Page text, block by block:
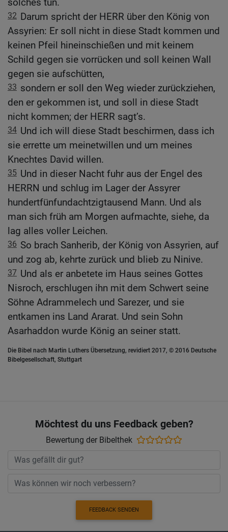
solches tun.
32 Darum spricht der HERR über den König von
Assyrien: Er soll nicht in diese Stadt kommen und
keinen Pfeil hineinschießen und mit keinem
Schild gegen sie vorrücken und soll keinen Wall
gegen sie aufschütten,
33 sondern er soll den Weg wieder zurückziehen,
den er gekommen ist, und soll in diese Stadt
nicht kommen; der HERR sagt’s.
34 Und ich will diese Stadt beschirmen, dass ich
sie errette um meinetwillen und um meines
Knechtes David willen.
35 Und in dieser Nacht fuhr aus der Engel des
HERRN und schlug im Lager der Assyrer
hundertfünfundachtzigtausend Mann. Und als
man sich früh am Morgen aufmachte, siehe, da
lag alles voller Leichen.
36 So brach Sanherib, der König von Assyrien, auf
und zog ab, kehrte zurück und blieb zu Ninive.
37 Und als er anbetete im Haus seines Gottes
Nisroch, erschlugen ihn mit dem Schwert seine
Söhne Adrammelech und Sarezer, und sie
entkamen ins Land Ararat. Und sein Sohn
Asarhaddon wurde König an seiner statt.
Die Bibel nach Martin Luthers Übersetzung, revidiert 2017, © 2016 Deutsche
Bibelgesellschaft, Stuttgart
Möchtest du uns Feedback geben?
Bewertung der Bibelthek
FEEDBACK SENDEN